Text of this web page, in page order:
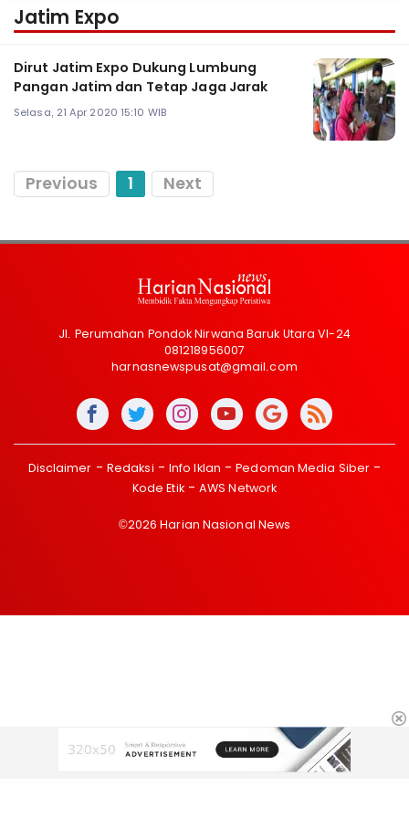
Jatim Expo
Dirut Jatim Expo Dukung Lumbung
Pangan Jatim dan Tetap Jaga Jarak
Selasa, 21 Apr 2020 15:10 WIB
Previous 1 Next
Jl. Perumahan Pondok Nirwana Baruk Utara VI-24
081218956007
harnasnewspusat@gmail.com
Disclaimer Redaksi Info Iklan
Pedoman Media Siber
Kode Etik
AWS Network
©2026 Harian Nasional News